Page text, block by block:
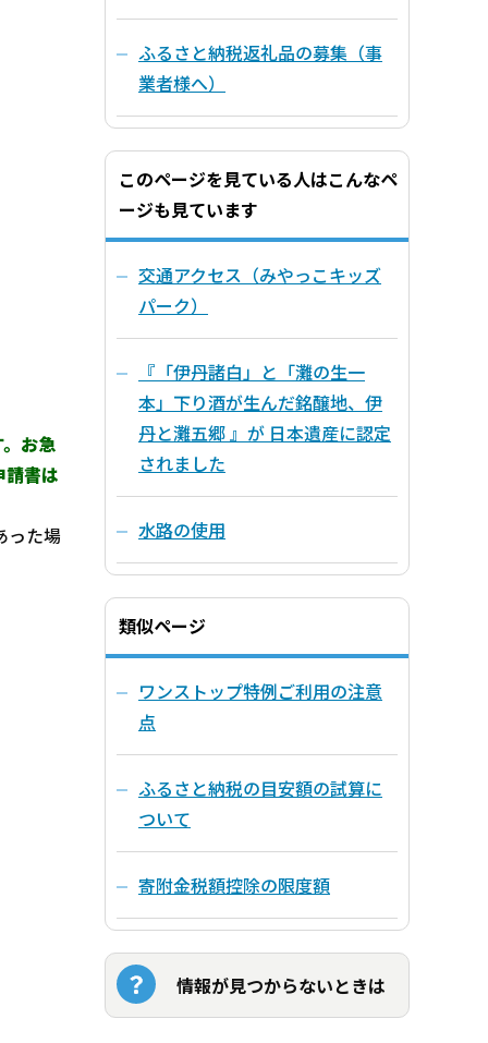
お急
請書は
った場
ふるさと納税返礼品の募集（事
業者様へ）
このページを見ている人はこんなペ
ージも見ています
交通アクセス（みやっこキッズ
パーク）
『「伊丹諸白」と「灘の生一
本」下り酒が生んだ銘醸地、伊
丹と灘五郷 』が 日本遺産に認定
されました
水路の使用
類似ページ
ワンストップ特例ご利用の注意
点
ふるさと納税の目安額の試算に
ついて
寄附金税額控除の限度額
情報が見つからないときは